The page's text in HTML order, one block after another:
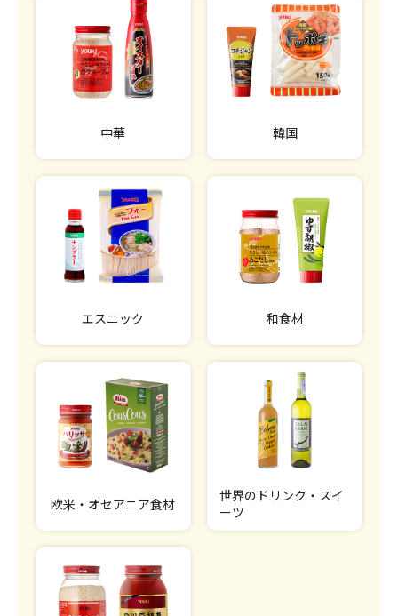
中華 韓国
エスニック 和食材
欧米・オセアニア食材
世界のドリンク・スイ
ーツ